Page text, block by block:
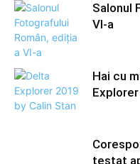
Salonul
VI-a
Hai cu
testat